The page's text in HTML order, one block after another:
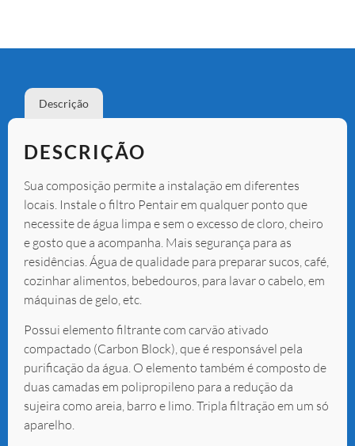
Descrição
DESCRIÇÃO
Sua composição permite a instalação em diferentes
locais. Instale o filtro Pentair em qualquer ponto que
necessite de água limpa e sem o excesso de cloro, cheiro
e gosto que a acompanha. Mais segurança para as
residências. Água de qualidade para preparar sucos, café,
cozinhar alimentos, bebedouros, para lavar o cabelo, em
máquinas de gelo, etc.
Possui elemento filtrante com carvão ativado
compactado (Carbon Block), que é responsável pela
purificação da água. O elemento também é composto de
duas camadas em polipropileno para a redução da
sujeira como areia, barro e limo. Tripla filtração em um só
aparelho.